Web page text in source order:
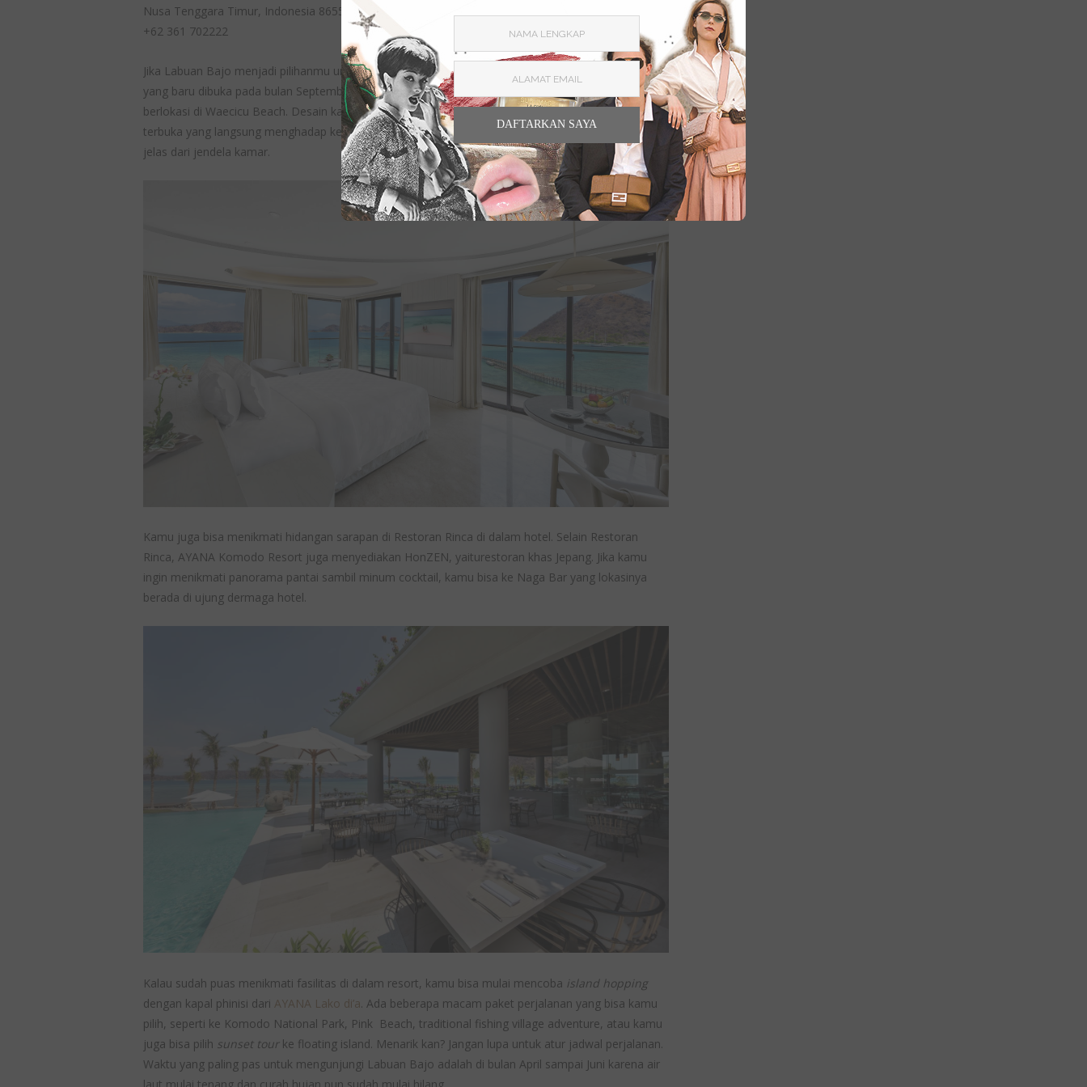
Nusa Tenggara Timur, Indonesia 86554
+62 361 702222
Jika Labuan Bajo menjadi pilihanmu untuk liburan, kamu wajib menginap di AYANA Komodo Resort
yang baru dibuka pada bulan September 2018 ini. Ia menjadi salah satu pilihan penginapan yang
berlokasi di Waecicu Beach. Desain kamarnya bertema kontemporer dengan panorama alam
terbuka yang langsung menghadap ke pantai. Kamu bisa menikmati pemandangan sunset dengan
jelas dari jendela kamar.
Kamu juga bisa menikmati hidangan sarapan di Restoran Rinca di dalam hotel. Selain Restoran
Rinca, AYANA Komodo Resort juga menyediakan HonZEN, yaiturestoran khas Jepang. Jika kamu
ingin menikmati panorama pantai sambil minum cocktail, kamu bisa ke Naga Bar yang lokasinya
berada di ujung dermaga hotel.
Kalau sudah puas menikmati fasilitas di dalam resort, kamu bisa mulai mencoba island hopping
dengan kapal phinisi dari AYANA Lako di’a. Ada beberapa macam paket perjalanan yang bisa kamu
pilih, seperti ke Komodo National Park, Pink Beach, traditional fishing village adventure, atau kamu
juga bisa pilih sunset tour ke floating island. Menarik kan? Jangan lupa untuk atur jadwal perjalanan.
Waktu yang paling pas untuk mengunjungi Labuan Bajo adalah di bulan April sampai Juni karena air
DAFTARKAN SAYA